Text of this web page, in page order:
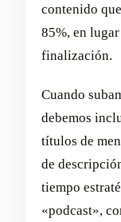
contenido
85%, en
finalización.
Cuando
debemos
títulos de
de
tiempo
«podcast»,